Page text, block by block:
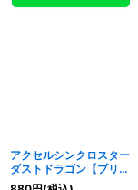
アクセルシンクロスター
ダストドラゴン【プリズ
マティックシークレッ